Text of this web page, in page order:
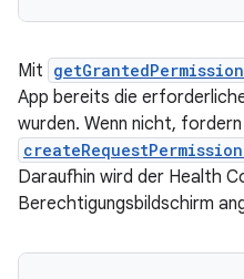
Mit
App bereits die
wurden. Wenn nicht,
Daraufhin wird der Health
Berechtigungsbildschirm